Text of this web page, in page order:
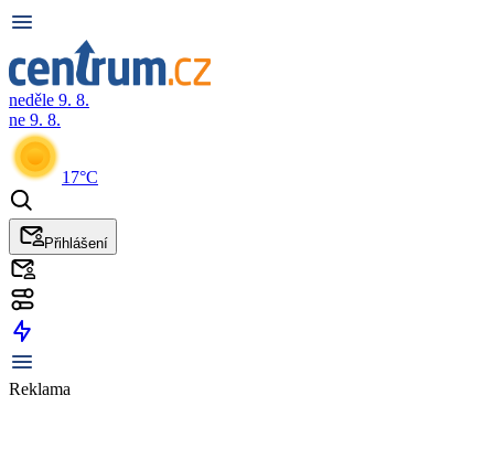
neděle 9. 8.
ne 9. 8.
17°C
Přihlášení
Reklama